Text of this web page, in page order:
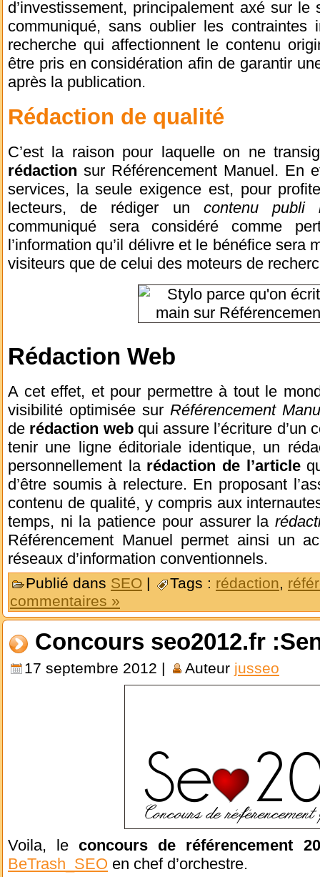
d’investissement, principalement axé sur
communiqué, sans oublier les contraintes
recherche qui affectionnent le contenu
être pris en considération afin de garantir
après la publication.
Rédaction de qualité
C’est la raison pour laquelle on ne
rédaction sur Référencement Manuel. En
services, la seule exigence est, pour
lecteurs, de rédiger un contenu publi
communiqué sera considéré comme
l’information qu’il délivre et le bénéfice sera
visiteurs que de celui des moteurs de
Rédaction Web
A cet effet, et pour permettre à tout le
visibilité optimisée sur Référencement
de rédaction webqui assure l’écriture d’un
tenir une ligne éditoriale identique, un
personnellement la rédaction de l’article
d’être soumis à relecture. En proposant
contenu de qualité, y compris aux
temps, ni la patience pour assurer la
Référencement Manuel permet ainsi un
réseaux d’information conventionnels.
Publié dans SEO | Tags : rédaction,
commentaires »
Concours seo2012.fr
17 septembre 2012 | Auteur jusseo
Voila, leconcours de référencement
BeTrash_SEO en chef d’orchestre.